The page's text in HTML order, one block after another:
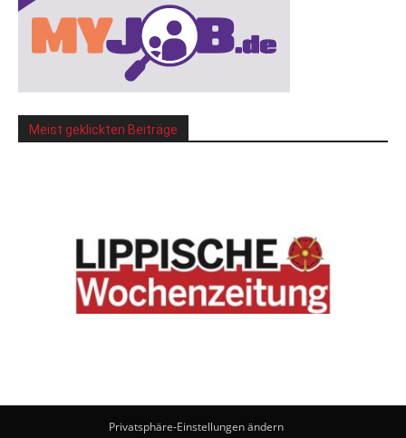
Meist geklickten Beiträge
Privatsphäre-Einstellungen ändern